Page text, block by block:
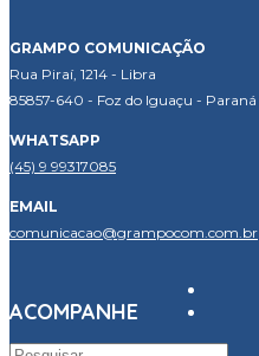
GRAMPO COMUNICAÇÃO
Rua Piraí, 1214 - Libra
85857-640 - Foz do Iguaçu - Paraná
WHATSAPP
(45) 9 99317085
EMAIL
comunicacao@grampocom.com.br
ACOMPANHE